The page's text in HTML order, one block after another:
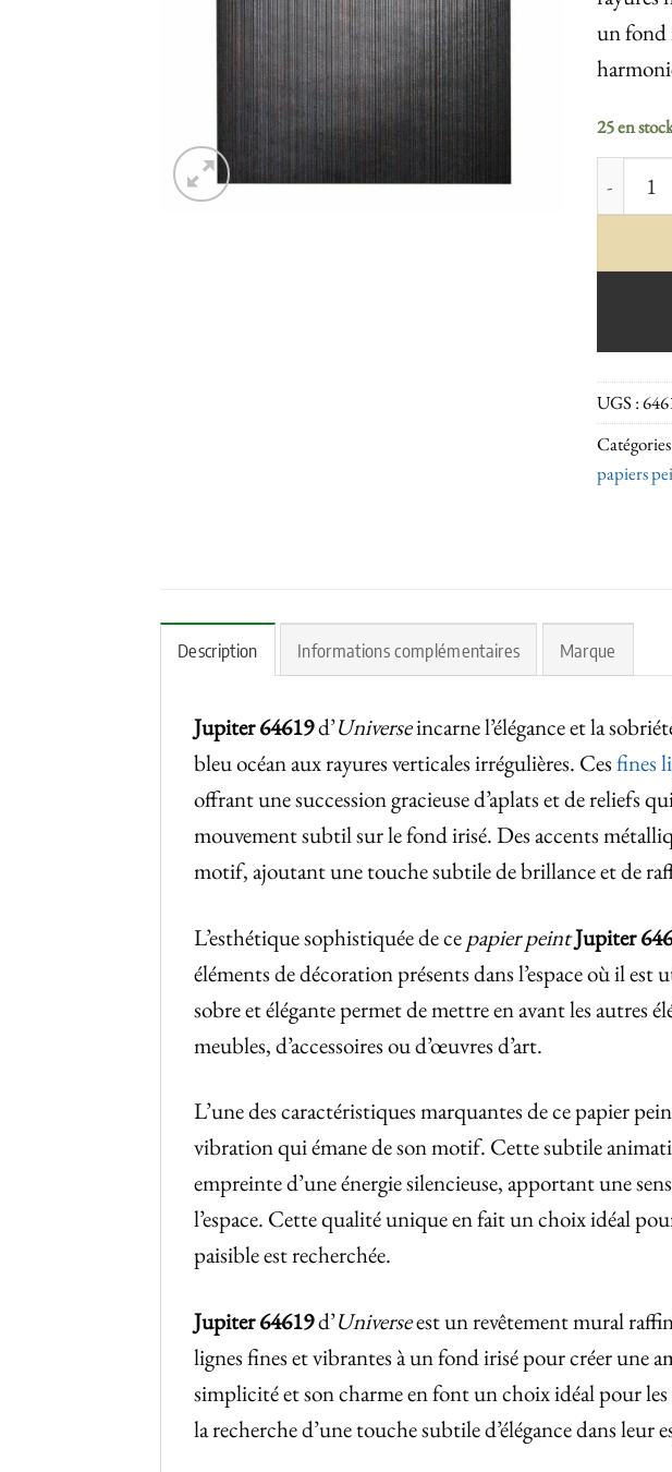
un fond
25 en
quantité
UGS :
papiers
Description Informations complémentaires Marque
Jupiter 64619d’Universeincarne l’élégance et la
bleu océan aux rayures verticales irrégulières. Cesfines
offrant une succession gracieuse d’aplats et de reliefs
mouvement subtil sur le fond irisé. Des accents
motif, ajoutant une touche subtile de brillance et de
L’esthétique sophistiquée de ce papier peintJupiter
éléments de décoration présents dans l’espace où il
sobre et élégante permet de mettre en avant les autres
meubles, d’accessoires ou d’œuvres d’art.
L’une des caractéristiques marquantes de ce papier
vibration qui émane de son motif. Cette subtile
empreinte d’une énergie silencieuse, apportant une
l’espace. Cette qualité unique en fait un choix idéal
paisible est recherchée.
Jupiter 64619d’Universeest un revêtement mural
lignes fines et vibrantes à un fond irisé pour créer une
simplicité et son charme en font un choix idéal pour
la recherche d’une touche subtile d’élégance dans leur